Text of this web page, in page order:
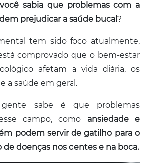
você sabia que problemas com a
prejudicar a saúde bucal ?
tem sido foco atualmente,
comprovado que o bem-estar
afetam a vida diária, os
a saúde em geral.
sabe é que problemas
campo, como ansiedade e
podem servir de gatilho para o
doenças nos dentes e na boca.